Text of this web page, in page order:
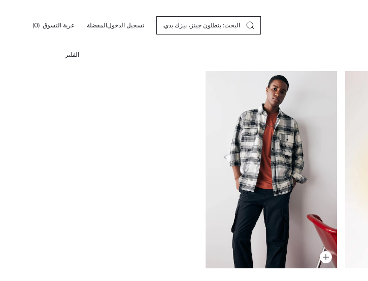
تسجيل الدخولالمفضلة عربة التسوق (0)
الفلتر